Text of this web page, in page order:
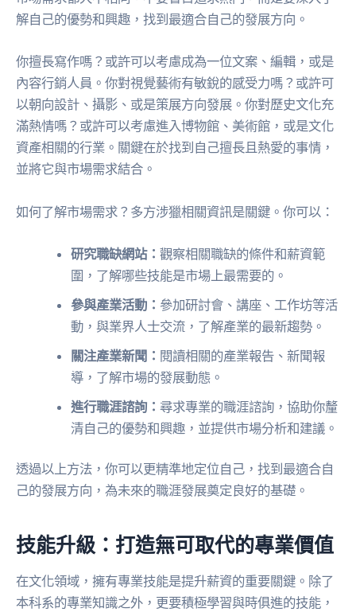
解自己的優勢和興趣，找到最適合自己的發展方向。
你擅長寫作嗎？或許可以考慮成為一位文案、編輯，或是
內容行銷人員。你對視覺藝術有敏銳的感受力嗎？或許可
以朝向設計、攝影、或是策展方向發展。你對歷史文化充
滿熱情嗎？或許可以考慮進入博物館、美術館，或是文化
資產相關的行業。關鍵在於找到自己擅長且熱愛的事情，
並將它與市場需求結合。
如何了解市場需求？多方涉獵相關資訊是關鍵。你可以：
研究職缺網站：觀察相關職缺的條件和薪資範
圍，了解哪些技能是市場上最需要的。
參與產業活動： 參加研討會、講座、工作坊等活
動，與業界人士交流，了解產業的最新趨勢。
關注產業新聞： 閱讀相關的產業報告、新聞報
導，了解市場的發展動態。
進行職涯諮詢：尋求專業的職涯諮詢，協助你釐
清自己的優勢和興趣，並提供市場分析和建議。
透過以上方法，你可以更精準地定位自己，找到最適合自
己的發展方向，為未來的職涯發展奠定良好的基礎。
技能升級：打造無可取代的專業價值
在文化領域，擁有專業技能是提升薪資的重要關鍵。除了
本科系的專業知識之外，更要積極學習與時俱進的技能，